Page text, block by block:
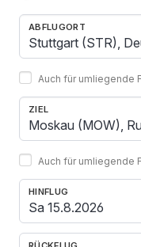
ABFLUGORT
Auch für umliegende
ZIEL
Auch für umliegende
HINFLUG